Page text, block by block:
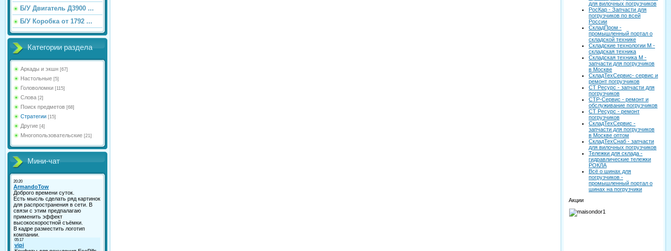
Б/У Двигатель Д3900 ...
Б/У Коробка от 1792 ...
Категории раздела
Аркады и экшн [67]
Настольные [5]
Головоломки [115]
Слова [2]
Поиск предметов [68]
Стратегии [15]
Другие [4]
Многопользовательские [21]
Мини-чат
для вилочных погрузчиков
РосКар - Запчасти для
погрузчиков по всей
России
СкладПром -
промышленный портал о
складской технике
Складские технологии М -
складская техника
Складская техника М -
запчасти для погрузчиков
в Москве
СкладТехСервис- сервис и
ремонт погрузчиков
СТ Ресурс - запчасти для
погрузчиков
СТР-Сервис - ремонт и
обслуживание погрузчиков
СТ Ресурс - ремонт
погрузчиков
СкладТехСервис -
запчасти для погрузчиков
в Москве оптом
СкладТехСнаб - запчасти
для вилочных погрузчиков
Тележки для склада -
гидравлические тележки
РОКЛА
Всё о шинах для
погрузчиков -
промышленный портал о
шинах на погрузчики
Акции